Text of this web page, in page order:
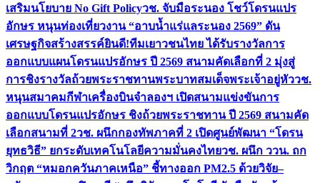
เสริมนโยบาย No Gift Policyวช. จับมือระนอง โชว์โดรนแปร
อักษร หนุนท่องเที่ยวงาน “อาบน้ำแร่แลระนอง 2569” ดัน
เศรษฐกิจสร้างสรรค์ยินดี!ทีมเยาวชนไทย ได้รับรางวัลการ
ออกแบบแผนโดรนแปรอักษร ปี 2569 สนามคัดเลือกที่ 2 มุ่งสู่
การชิงรางวัลถ้วยพระราชทานพระบาทสมเด็จพระเจ้าอยู่หัววช.
หนุนสมาคมกีฬาเครื่องบินจำลองฯ เปิดสนามแข่งขันการ
ออกแบบโดรนแปรอักษร ชิงถ้วยพระราชทาน ปี 2569 สนามคัด
เลือกสนามที่ 2วช. ผนึกกองทัพภาคที่ 2 เปิดศูนย์พัฒนา “โดรน
ยุทธวิธี” ยกระดับเทคโนโลยีความมั่นคงไทยวช. ผนึก ววน. ถก
วิกฤต “หมอกควันภาคเหนือ” ชี้ทางออก PM2.5 ด้วยวิจัย–